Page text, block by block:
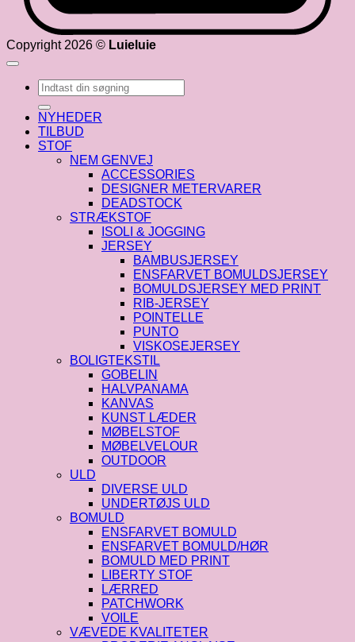
Copyright 2026 © Luieluie
Søg
efter:
NYHEDER
TILBUD
STOF
NEM GENVEJ
ACCESSORIES
DESIGNER METERVARER
DEADSTOCK
STRÆKSTOF
ISOLI & JOGGING
JERSEY
BAMBUSJERSEY
ENSFARVET BOMULDSJERSEY
BOMULDSJERSEY MED PRINT
RIB-JERSEY
POINTELLE
PUNTO
VISKOSEJERSEY
BOLIGTEKSTIL
GOBELIN
HALVPANAMA
KANVAS
KUNST LÆDER
MØBELSTOF
MØBELVELOUR
OUTDOOR
ULD
DIVERSE ULD
UNDERTØJS ULD
BOMULD
ENSFARVET BOMULD
ENSFARVET BOMULD/HØR
BOMULD MED PRINT
LIBERTY STOF
LÆRRED
PATCHWORK
VOILE
VÆVEDE KVALITETER